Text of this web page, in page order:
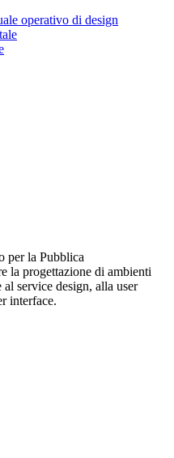
operativo di design
per la Pubblica
la progettazione di ambienti
service design, alla user
interface.